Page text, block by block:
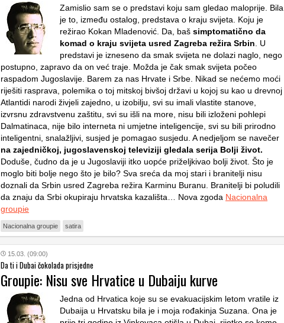
Zamislio sam se o predstavi koju sam gledao maloprije. Bila
je to, između ostalog, predstava o kraju svijeta. Koju je
režirao Kokan Mladenović. Da, baš simptomatično da
komad o kraju svijeta usred Zagreba režira Srbin . U
predstavi je izneseno da smak svijeta ne dolazi naglo, nego
postupno, zapravo da on već traje. Možda je čak smak svijeta počeo
raspadom Jugoslavije. Barem za nas Hrvate i Srbe. Nikad se nećemo moći
riješiti rasprava, polemika o toj mitskoj bivšoj državi u kojoj su kao u drevnoj
Atlantidi narodi živjeli zajedno, u izobilju, svi su imali vlastite stanove,
izvrsnu zdravstvenu zaštitu, svi su išli na more, nisu bili izloženi pohlepi
Dalmatinaca, nije bilo interneta ni umjetne inteligencije, svi su bili prirodno
inteligentni, snalažljivi, susjed je pomagao susjedu. A nedjeljom se navečer
na zajedničkoj, jugoslavenskoj televiziji gledala serija Bolji život.
Doduše, čudno da je u Jugoslaviji itko uopće priželjkivao bolji život. Što je
moglo biti bolje nego što je bilo? Sva sreća da moj stari i branitelji nisu
doznali da Srbin usred Zagreba režira Karminu Buranu. Branitelji bi poludili
da znaju da Srbi okupiraju hrvatska kazališta… Nova zgoda Nacionalna
groupie
Nacionalna groupie satira
15.03. (09:00)
Da ti i Dubai čokolada prisjedne
Groupie: Nisu sve Hrvatice u Dubaiju kurve
Jedna od Hrvatica koje su se evakuacijskim letom vratile iz
Dubaija u Hrvatsku bila je i moja rođakinja Suzana. Ona je